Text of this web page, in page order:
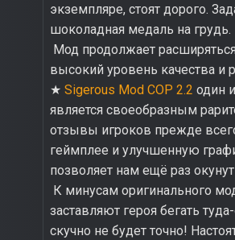
экземпляре, стоят дорого.
шоколадная медаль на грудь.
Мод продолжает
высокий уровень качества и
★ Sigerous Mod COP 2.2 один
является своеобразным
отзывы игроков прежде
геймплее и улучшенную
позволяет нам ещё раз
К минусам оригинального
заставляют героя бегать
скучно не будет точно!